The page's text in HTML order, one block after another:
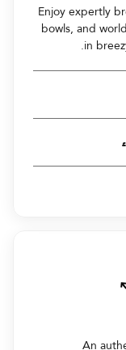
Enjoy expertly
bowls, and
in
An